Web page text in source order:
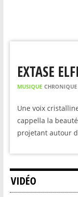
EXTASE
MUSIQUE CHRONIQUE
Une voix
cappella la
projetant autour
VIDÉO